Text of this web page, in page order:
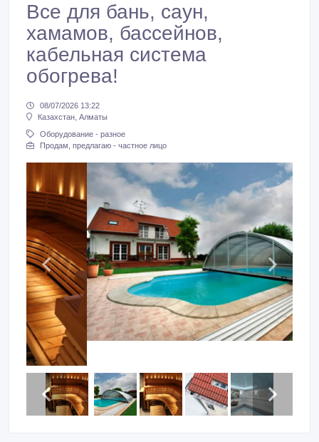
Все для бань, саун,
хамамов, бассейнов,
кабельная система
обогрева!
08/07/2026 13:22
Казахстан, Алматы
Оборудование - разное
Продам, предлагаю - частное лицо